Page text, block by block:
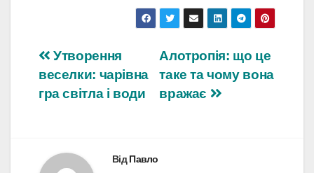
Навігація
записів
Алотропія: що це
таке та чому вона
вражає
Утворення
веселки: чарівна
гра світла і води
ВідПавло